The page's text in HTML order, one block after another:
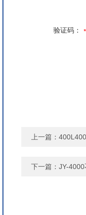
验证码：
上一篇：
下一篇： JY-